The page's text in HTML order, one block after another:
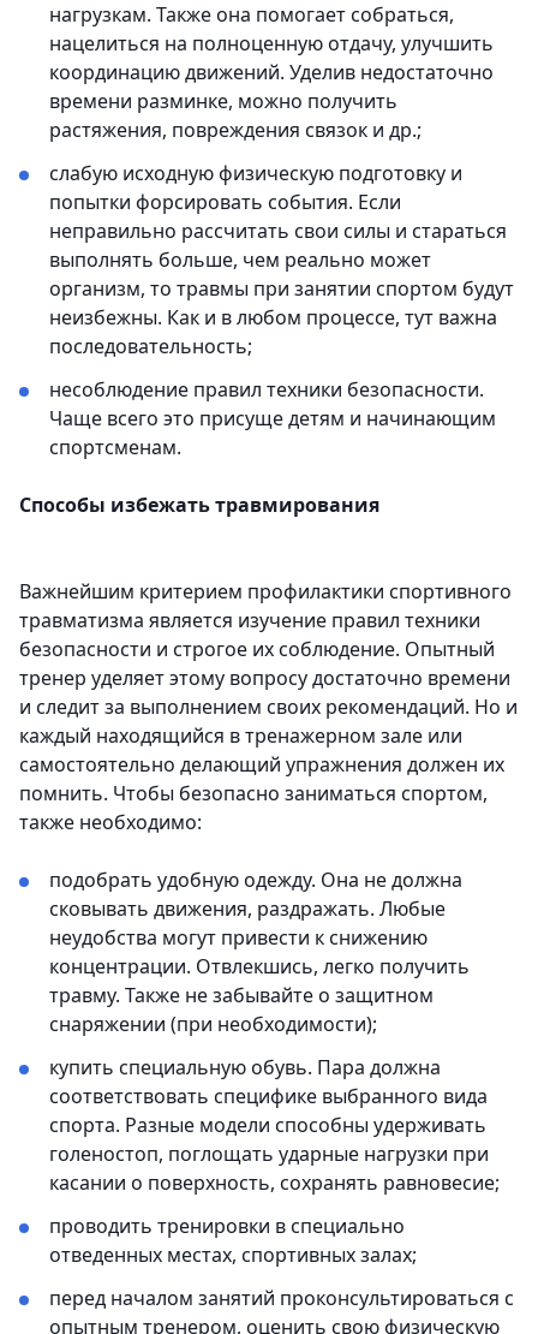
нагрузкам. Также она помогает собраться,
нацелиться на полноценную отдачу, улучшить
координацию движений. Уделив недостаточно
времени разминке, можно получить
растяжения, повреждения связок и др.;
слабую исходную физическую подготовку и
попытки форсировать события. Если
неправильно рассчитать свои силы и стараться
выполнять больше, чем реально может
организм, то травмы при занятии спортом будут
неизбежны. Как и в любом процессе, тут важна
последовательность;
несоблюдение правил техники безопасности.
Чаще всего это присуще детям и начинающим
спортсменам.
Способы избежать травмирования
Важнейшим критерием профилактики спортивного
травматизма является изучение правил техники
безопасности и строгое их соблюдение. Опытный
тренер уделяет этому вопросу достаточно времени
и следит за выполнением своих рекомендаций. Но и
каждый находящийся в тренажерном зале или
самостоятельно делающий упражнения должен их
помнить. Чтобы безопасно заниматься спортом,
также необходимо:
подобрать удобную одежду. Она не должна
сковывать движения, раздражать. Любые
неудобства могут привести к снижению
концентрации. Отвлекшись, легко получить
травму. Также не забывайте о защитном
снаряжении (при необходимости);
купить специальную обувь. Пара должна
соответствовать специфике выбранного вида
спорта. Разные модели способны удерживать
голеностоп, поглощать ударные нагрузки при
касании о поверхность, сохранять равновесие;
проводить тренировки в специально
отведенных местах, спортивных залах;
перед началом занятий проконсультироваться с
опытным тренером, оценить свою физическую